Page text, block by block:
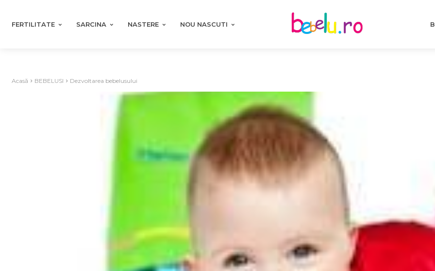
FERTILITATE SARCINA NASTERE NOU NASCUTI
Acasă BEBELUSI Dezvoltarea bebelusului